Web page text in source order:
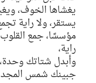
يغشاها الخوف،
يستقر، ولا راية
مؤسسًا، جمع
راية،
وأبدل شتاتك
جبينك شمس